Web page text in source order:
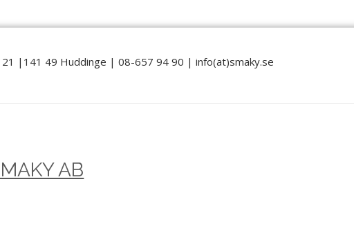
21 |141 49 Huddinge | 08-657 94 90 | info(at)smaky.se
AB